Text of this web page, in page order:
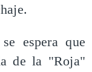
espera que
de la "Roja"